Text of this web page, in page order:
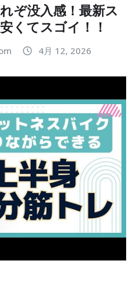
ぞ没入感！最新ス
くてスゴイ！！
4月 12, 2026